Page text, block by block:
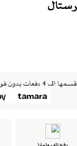
قسمها الى 4 دفعات بدون فوائد بقيمة